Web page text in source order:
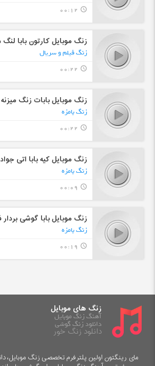
query_builder
00:12
زنگ موبایل کارتون بابا لنگ
زنگ فیلم و سریال
query_builder
00:22
زنگ موبایل بابات زنگ میزنه
زنگ بامزه
query_builder
00:22
زنگ موبایل کیه بابا اتی
زنگ بامزه
query_builder
00:09
زنگ موبایل بابا گوشی
زنگ بامزه
query_builder
00:19
زنگ های موبایل
آهنگ زنگ موبایل
دانلود زنگ گوشی
دانلود زنگ خور
مای رینگتون اولین پلترفرم تخصصی زنگ موبایل،